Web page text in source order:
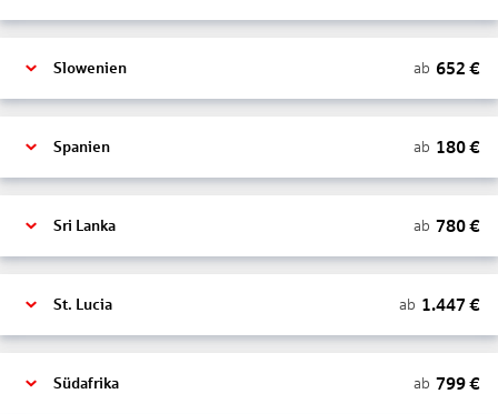
Slowenien ab 652 €
Spanien ab 180€
Sri Lanka ab 780€
St. Lucia ab 1.447 €
Südafrika ab 799€